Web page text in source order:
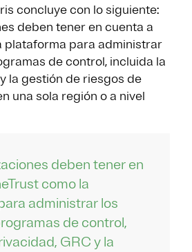
concluye con lo siguiente:
deben tener en cuenta a
plataforma para administrar
de control, incluida la
la gestión de riesgos de
una sola región o a nivel
deben tener en
como la
administrar los
de control,
GRC y la